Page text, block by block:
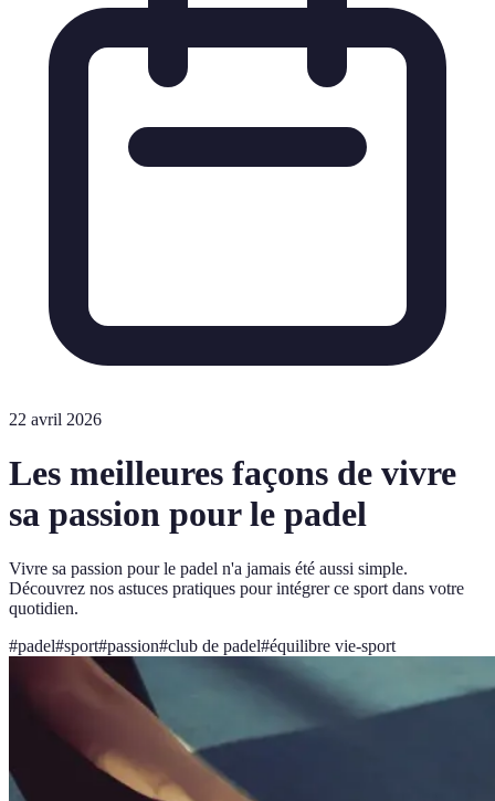
22 avril 2026
Les meilleures façons de vivre
sa passion pour le padel
Vivre sa passion pour le padel n'a jamais été aussi simple.
Découvrez nos astuces pratiques pour intégrer ce sport dans votre
quotidien.
#padel#sport#passion#club de padel#équilibre vie-sport